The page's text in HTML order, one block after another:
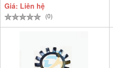
Giá: Liên hệ
(0)